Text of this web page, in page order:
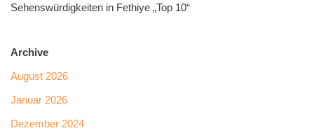
Sehenswürdigkeiten in Fethiye „Top 10“
Archive
August 2026
Januar 2026
Dezember 2024